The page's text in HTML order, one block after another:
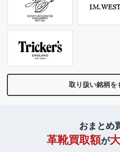
取り扱い銘柄を
おまとめ
革靴買取額が